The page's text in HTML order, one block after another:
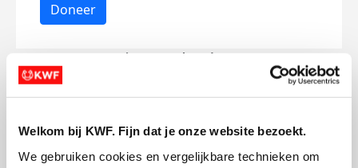
Welkom bij KWF. Fijn dat je onze website bezoekt.
We gebruiken cookies en vergelijkbare technieken om
Doneer
Victor's badges